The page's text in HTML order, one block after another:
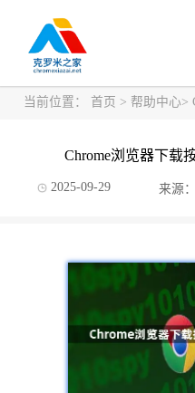
当前位置： 首页 > 帮助中心>
Chrome浏览器下载
2025-09-29 来源：